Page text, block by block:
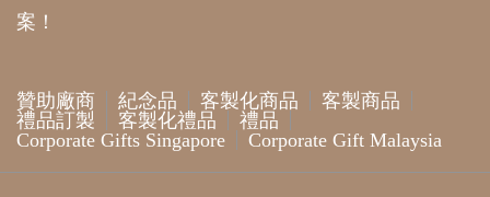
案！
贊助廠商 紀念品 客製化商品
客製商品
禮品訂製
客製化禮品
禮品
Corporate Gifts Singapore
Corporate Gift Malaysia